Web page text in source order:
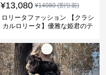
¥13,080 ¥14080(割引前)
ロリータファッション 【クラシ
カルロリータ】優雅な姫君のテ